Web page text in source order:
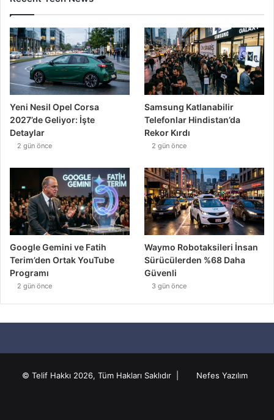
Yeni Nesil Opel Corsa
2027’de Geliyor: İşte
Detaylar
2 gün önce
Samsung Katlanabilir
Telefonlar Hindistan’da
Rekor Kırdı
2 gün önce
Google Gemini ve Fatih
Terim’den Ortak YouTube
Programı
2 gün önce
Waymo Robotaksileri İnsan
Sürücülerden %68 Daha
Güvenli
3 gün önce
© Telif Hakkı 2026, Tüm Hakları Saklıdır | Nefes Yazılım